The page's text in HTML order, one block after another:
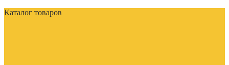
Каталог товаров